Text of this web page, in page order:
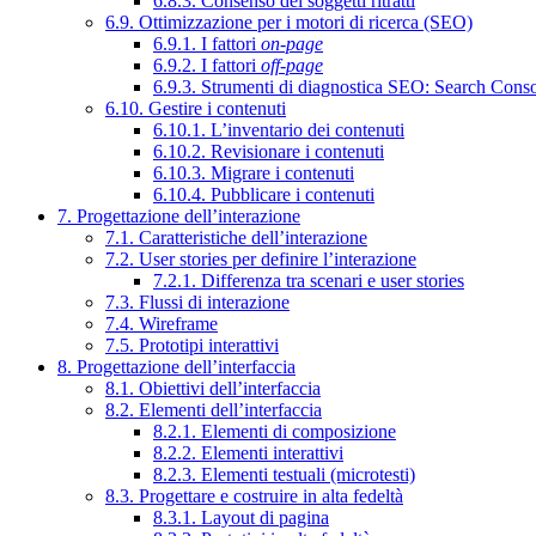
6.9. Ottimizzazione per i motori di ricerca (SEO)
6.9.1. I fattori on-page
6.9.2. I fattori off-page
6.9.3. Strumenti di diagnostica SEO: Search
6.10. Gestire i contenuti
6.10.1. L’inventario dei contenuti
6.10.2. Revisionare i contenuti
6.10.3. Migrare i contenuti
6.10.4. Pubblicare i contenuti
7. Progettazione dell’interazione
7.1. Caratteristiche dell’interazione
7.2. User stories per definire l’interazione
7.2.1. Differenza tra scenari e user stories
7.3. Flussi di interazione
7.4. Wireframe
7.5. Prototipi interattivi
8. Progettazione dell’interfaccia
8.1. Obiettivi dell’interfaccia
8.2. Elementi dell’interfaccia
8.2.1. Elementi di composizione
8.2.2. Elementi interattivi
8.2.3. Elementi testuali (microtesti)
8.3. Progettare e costruire in alta fedeltà
8.3.1. Layout di pagina